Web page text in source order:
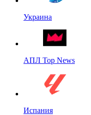
Украина
АПЛ Top News
Испания